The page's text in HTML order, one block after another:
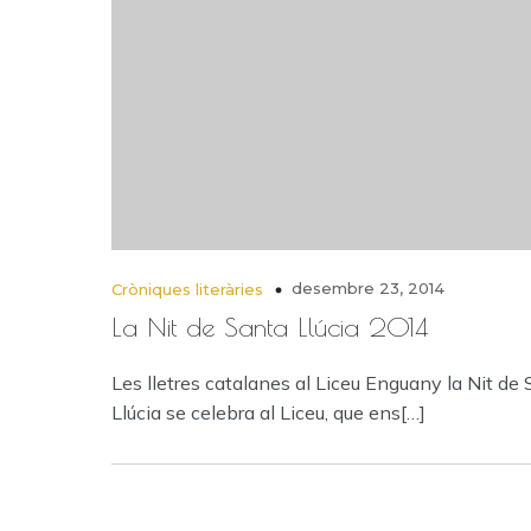
Cròniques literàries desembre 23, 2014
La Nit de Santa Llúcia 2014
Les lletres catalanes al Liceu Enguany la Nit de
Llúcia se celebra al Liceu, que ens[…]